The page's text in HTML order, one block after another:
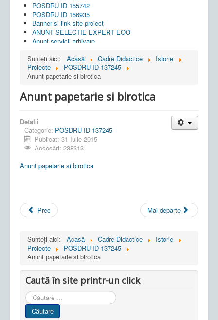
POSDRU ID 155742
POSDRU ID 156935
Banner si link site proiect
ANUNT SELECTIE EXPERT EOO
Anunt servicii arhivare
Sunteți aici:
Acasă Cadre Didactice
Istorie
Proiecte
POSDRU ID 137245
Anunt papetarie si birotica
Anunt papetarie si birotica
Detalii
Categorie: POSDRU ID 137245
Publicat: 31 Iulie 2015
Accesări: 238313
Anunt papetarie si birotica
Prec Mai departe
Sunteți aici: Acasă Cadre Didactice
Istorie
Proiecte
POSDRU ID 137245
Anunt papetarie si birotica
Caută în site printr-un click
Cauta
in
site
Căutare